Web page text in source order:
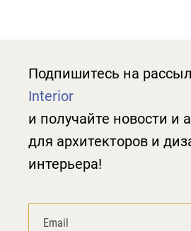
Подпишитесь на
Interior
и получайте новости и
для архитекторов и
интерьера!